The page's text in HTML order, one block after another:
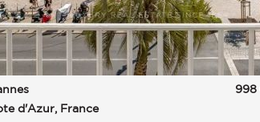
d'Azur, France